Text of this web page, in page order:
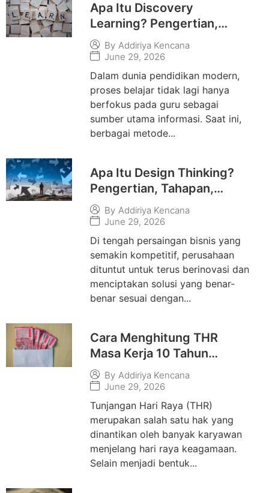
Apa Itu Discovery
Learning? Pengertian,
Tujuan, Karakteristik, dan
Contoh Penerapannya
By Addiriya Kencana
June 29, 2026
Dalam dunia pendidikan modern,
proses belajar tidak lagi hanya
berfokus pada guru sebagai
sumber utama informasi. Saat ini,
berbagai metode...
Apa Itu Design Thinking?
Pengertian, Tahapan,
Manfaat, dan Contoh
Penerapannya
By Addiriya Kencana
June 29, 2026
Di tengah persaingan bisnis yang
semakin kompetitif, perusahaan
dituntut untuk terus berinovasi dan
menciptakan solusi yang benar-
benar sesuai dengan...
Cara Menghitung THR
Masa Kerja 10 Tahun
Beserta Contoh
Perhitungannya
By Addiriya Kencana
June 29, 2026
Tunjangan Hari Raya (THR)
merupakan salah satu hak yang
dinantikan oleh banyak karyawan
menjelang hari raya keagamaan.
Selain menjadi bentuk...